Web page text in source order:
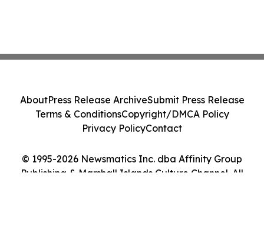
© 1995-2026 Newsmatics Inc. dba Affinity Group
Publishing & Marshall Islands Culture Channel. All
AboutPress Release ArchiveSubmit Press Release
Terms & ConditionsCopyright/DMCA Policy
Privacy PolicyContact